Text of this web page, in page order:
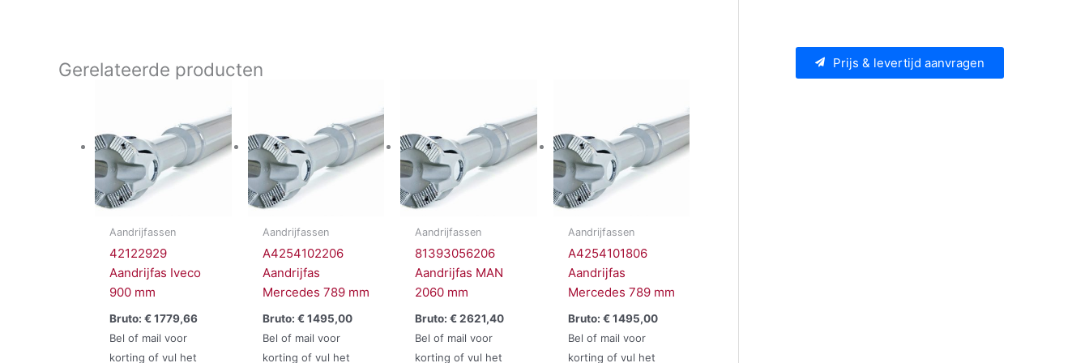
Gerelateerde producten
Aandrijfassen
42122929
Aandrijfas Iveco
900 mm
Bruto: €1779,66
Bel of mail voor
korting of vul het
Aandrijfassen
A4254102206
Aandrijfas
Mercedes 789 mm
Bruto: €1495,00
Bel of mail voor
korting of vul het
Aandrijfassen
81393056206
Aandrijfas MAN
2060 mm
Bruto: €2621,40
Bel of mail voor
korting of vul het
Aandrijfassen
A4254101806
Aandrijfas
Mercedes 789 mm
Bruto: €1495,00
Bel of mail voor
korting of vul het
Prijs & levertijd aanvragen